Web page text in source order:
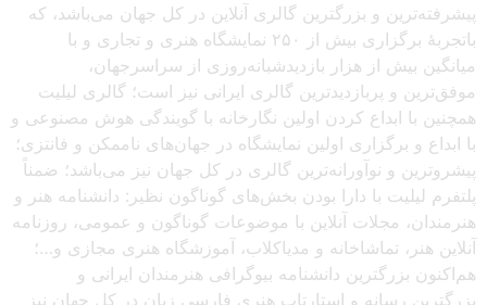
پیشرفته‌ترین و بزرگترین گالری آنلاین در کل جهان می‌باشد، که
باتجربهٔ برگزاری بیش از ۲۵۰ نمایشگاه هنری و تجاری و با
میانگین بیش از هزار بازدیدشبانه‌روزی از سراسرجهان،
موفق‌ترین و پربازدیدترین گالری ایرانی نیز است؛ گالری لیلیت
همچنین با ابداع کردن اولین نگارخانه با گویندگی هوش مصنوعی و
با ابداع و برگزاری اولین نمایشگاه در جهان‌های ناممکن و فانتزی؛
پیشروترین و نوآورانه‌ترین گالری در کل جهان نیز می‌باشد؛ ضمناً
پلتفرم لیلیت با دارا بودن بخش‌های گوناگون نظیر: دانشنامه هنر و
هنرمندان، مجلات آنلاین با موضوعات گوناگون و عمومی، روزنامه
آنلاین هنر، تماشاخانه و مدیاکلاب، آموزشگاه هنری مجازی و…؛
هم‌اکنون بزرگترین دانشنامه بیوگرافی هنرمندان ایرانی و
بزرگترین رسانه و استارتاپ هنری فارسی زبان در کل جهان نیز